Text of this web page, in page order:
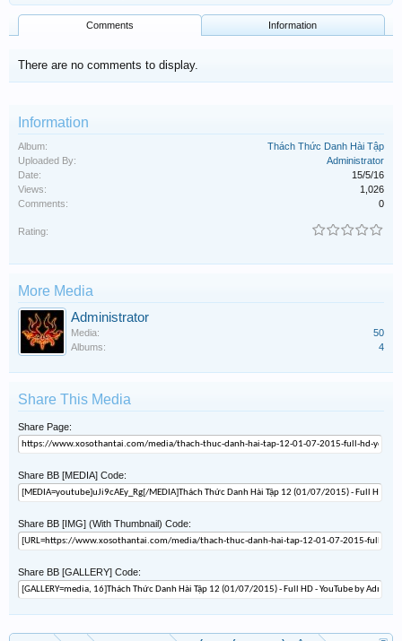
Comments Information
There are no comments to display.
Information
Album:
Thách Thức Danh Hài Tập
Uploaded By:
Administrator
Date:
15/5/16
Views:
1,026
Comments:
0
Rating:
More Media
Administrator
Media:
50
Albums:
4
Share This Media
Share Page:
Share BB [MEDIA] Code:
Share BB [IMG] (With Thumbnail) Code:
Share BB [GALLERY] Code: